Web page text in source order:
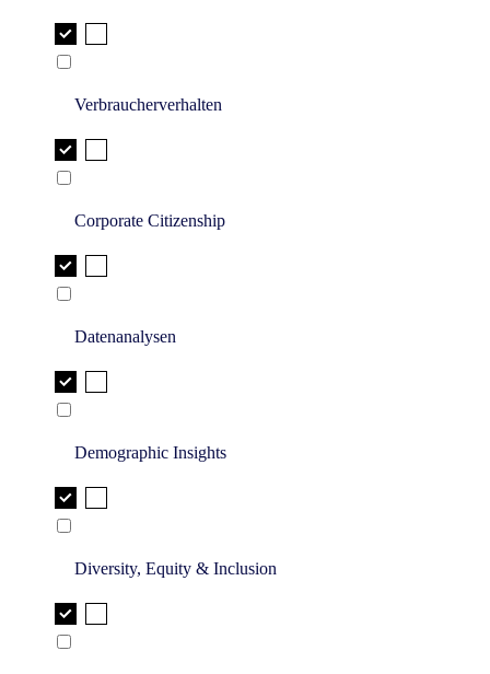
Verbraucherverhalten
Corporate Citizenship
Datenanalysen
Demographic Insights
Diversity, Equity & Inclusion